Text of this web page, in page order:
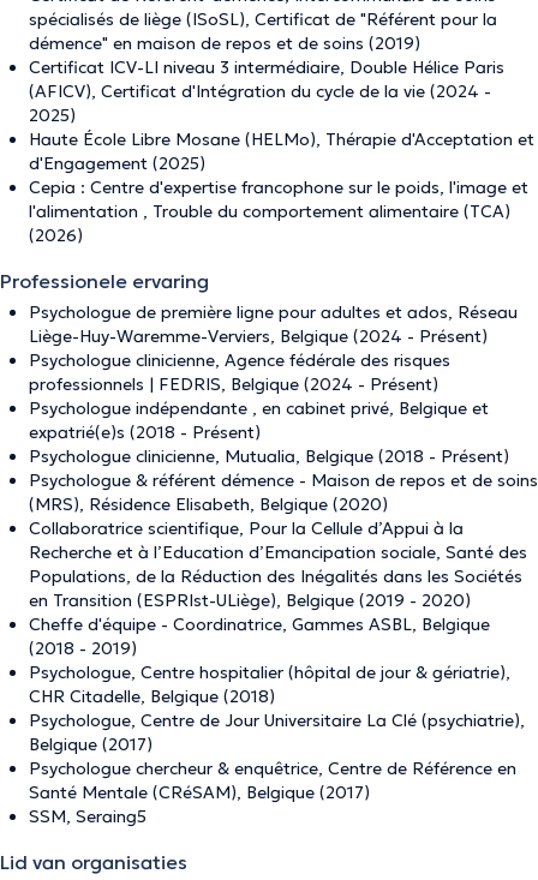
spécialisés de liège (ISoSL), Certificat de "Référent pour la
démence" en maison de repos et de soins (2019)
Certificat ICV-LI niveau 3 intermédiaire, Double Hélice Paris
(AFICV), Certificat d'Intégration du cycle de la vie (2024 -
2025)
Haute École Libre Mosane (HELMo), Thérapie d'Acceptation et
d'Engagement (2025)
Cepia : Centre d'expertise francophone sur le poids, l'image et
l'alimentation , Trouble du comportement alimentaire (TCA)
(2026)
Professionele ervaring
Psychologue de première ligne pour adultes et ados, Réseau
Liège-Huy-Waremme-Verviers, Belgique (2024 - Présent)
Psychologue clinicienne, Agence fédérale des risques
professionnels | FEDRIS, Belgique (2024 - Présent)
Psychologue indépendante , en cabinet privé, Belgique et
expatrié(e)s (2018 - Présent)
Psychologue clinicienne, Mutualia, Belgique (2018 - Présent)
Psychologue & référent démence - Maison de repos et de soins
(MRS), Résidence Elisabeth, Belgique (2020)
Collaboratrice scientifique, Pour la Cellule d’Appui à la
Recherche et à l’Education d’Emancipation sociale, Santé des
Populations, de la Réduction des Inégalités dans les Sociétés
en Transition (ESPRIst-ULiège), Belgique (2019 - 2020)
Cheffe d'équipe - Coordinatrice, Gammes ASBL, Belgique
(2018 - 2019)
Psychologue, Centre hospitalier (hôpital de jour & gériatrie),
CHR Citadelle, Belgique (2018)
Psychologue, Centre de Jour Universitaire La Clé (psychiatrie),
Belgique (2017)
Psychologue chercheur & enquêtrice, Centre de Référence en
Santé Mentale (CRéSAM), Belgique (2017)
SSM, Seraing5
Lid van organisaties